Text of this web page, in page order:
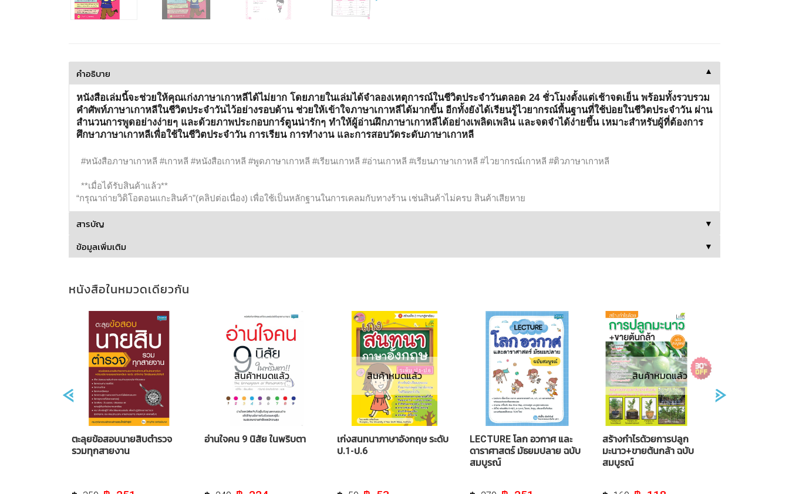
คำอธิบาย ▼
หนังสือเล่มนี้จะช่วยให้คุณเก่งภาษาเกาหลีได้ไม่ยาก โดยภายในเล่มได้จำลองเหตุการณ์ในชีวิตประจำวันตลอด 24 ชั่วโมงตั้งแต่เช้าจดเย็น พร้อมทั้งรวบรวม
คำศัพท์ภาษาเกาหลีในชีวิตประจำวันไว้อย่างรอบด้าน ช่วยให้เข้าใจภาษาเกาหลีได้มากขึ้น อีกทั้งยังได้เรียนรู้ไวยากรณ์พื้นฐานที่ใช้บ่อยในชีวิตประจำวัน ผ่าน
สำนวนการพูดอย่างง่ายๆ และด้วยภาพประกอบการ์ตูนน่ารักๆ ทำให้ผู้อ่านฝึกภาษาเกาหลีได้อย่างเพลิดเพลิน และจดจำได้ง่ายขึ้น เหมาะสำหรับผู้ที่ต้องการ
ศึกษาภาษาเกาหลีเพื่อใช้ในชีวิตประจำวัน การเรียน การทำงาน และการสอบวัดระดับภาษาเกาหลี
#หนังสือภาษาเกาหลี #เกาหลี #หนังสือเกาหลี #พูดภาษาเกาหลี #เรียนเกาหลี #อ่านเกาหลี #เรียนภาษาเกาหลี #ไวยากรณ์เกาหลี #ติวภาษาเกาหลี
**เมื่อได้รับสินค้าแล้ว**
“กรุณาถ่ายวิดิโอตอนแกะสินค้า”(คลิปต่อเนื่อง) เพื่อใช้เป็นหลักฐานในการเคลมกับทางร้าน เช่นสินค้าไม่ครบ สินค้าเสียหาย
สารบัญ ▼
ข้อมูลเพิ่มเติม ▼
ตะลุยข้อสอบนายสิบตำรวจ
รวมทุกสายงาน
สินค้าหมดแล้ว
อ่านใจคน 9 นิสัย ในพริบตา
สินค้าหมดแล้ว
เก่งสนทนาภาษาอังกฤษ ระดับ
ป.1-ป.6
LECTURE โลก อวกาศ และ
ดาราศาสตร์ มัธยมปลาย ฉบับ
สมบูรณ์
สินค้าหมดแล้ว
สร้างกำไรด้วยการปลูก
มะนาว+ขายต้นกล้า ฉบับ
สมบูรณ์